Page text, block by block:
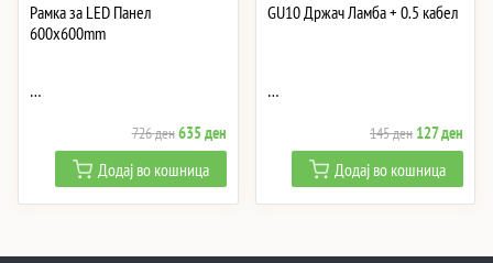
Рамка за LED Панел
600x600mm
…
726денOriginal
price
was:
726 ден.
635денCurrent
price
is:
635 ден.
Додај во кошница
GU10 Држач Ламба + 0.5 кабел
…
145ден Original
price
was:
145 ден.
127ден
price
is:
127
Додај во кошница